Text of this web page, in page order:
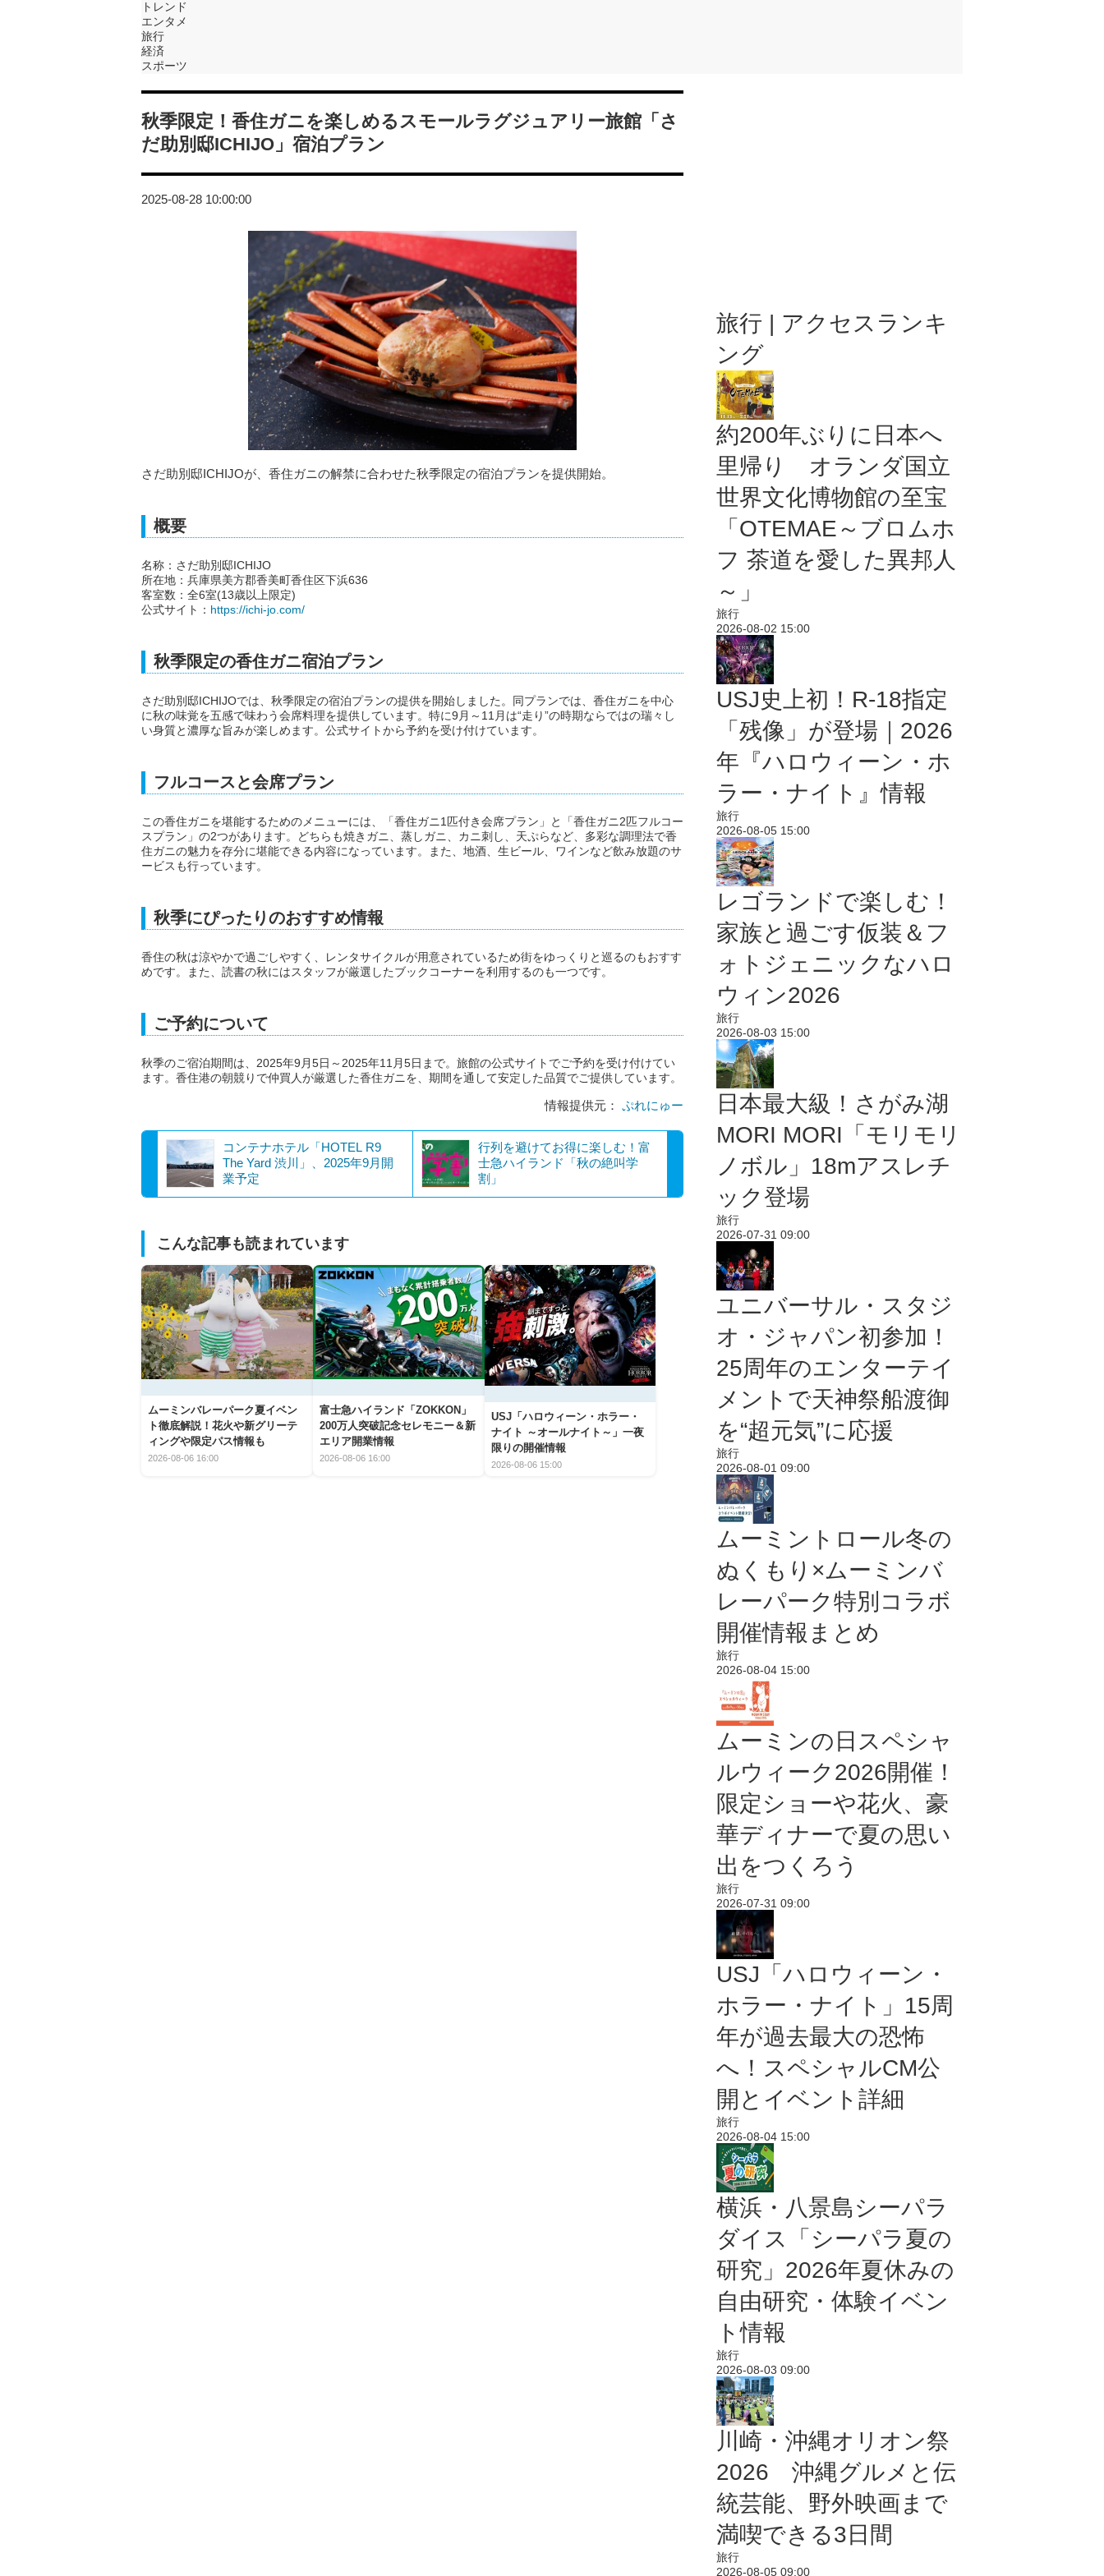
トレンド
エンタメ
旅行
経済
スポーツ
秋季限定！香住ガニを楽しめるスモールラグジュアリー旅館「さ
だ助別邸ICHIJO」宿泊プラン
2025-08-28 10:00:00
さだ助別邸ICHIJOが、香住ガニの解禁に合わせた秋季限定の宿泊プランを提供開始。
概要
名称：さだ助別邸ICHIJO
所在地：兵庫県美方郡香美町香住区下浜636
客室数：全6室(13歳以上限定)
公式サイト： https://ichi-jo.com/
秋季限定の香住ガニ宿泊プラン
さだ助別邸ICHIJOでは、秋季限定の宿泊プランの提供を開始しました。同プランでは、香住ガニを中心
に秋の味覚を五感で味わう会席料理を提供しています。特に9月～11月は“走り”の時期ならではの瑞々し
い身質と濃厚な旨みが楽しめます。公式サイトから予約を受け付けています。
フルコースと会席プラン
この香住ガニを堪能するためのメニューには、「香住ガニ1匹付き会席プラン」と「香住ガニ2匹フルコー
スプラン」の2つがあります。どちらも焼きガニ、蒸しガニ、カニ刺し、天ぷらなど、多彩な調理法で香
住ガニの魅力を存分に堪能できる内容になっています。また、地酒、生ビール、ワインなど飲み放題のサ
ービスも行っています。
秋季にぴったりのおすすめ情報
香住の秋は涼やかで過ごしやすく、レンタサイクルが用意されているため街をゆっくりと巡るのもおすす
めです。また、読書の秋にはスタッフが厳選したブックコーナーを利用するのも一つです。
ご予約について
秋季のご宿泊期間は、2025年9月5日～2025年11月5日まで。旅館の公式サイトでご予約を受け付けてい
ます。香住港の朝競りで仲買人が厳選した香住ガニを、期間を通して安定した品質でご提供しています。
情報提供元： ぷれにゅー
コンテナホテル「HOTEL R9
The Yard 渋川」、2025年9月開
業予定
行列を避けてお得に楽しむ！富
士急ハイランド「秋の絶叫学
割」
こんな記事も読まれています
ムーミンバレーパーク夏イベン
ト徹底解説！花火や新グリーテ
ィングや限定パス情報も
2026-08-06 16:00
富士急ハイランド「ZOKKON」
200万人突破記念セレモニー＆新
エリア開業情報
2026-08-06 16:00
USJ「ハロウィーン・ホラー・
ナイト ～オールナイト～」一夜
限りの開催情報
2026-08-06 15:00
旅行 | アクセスランキ
ング
約200年ぶりに日本へ
里帰り オランダ国立
世界文化博物館の至宝
「OTEMAE～ブロムホ
フ 茶道を愛した異邦人
～」
旅行
2026-08-02 15:00
USJ史上初！R-18指定
「残像」が登場｜2026
年『ハロウィーン・ホ
ラー・ナイト』情報
旅行
2026-08-05 15:00
レゴランドで楽しむ！
家族と過ごす仮装＆フ
ォトジェニックなハロ
ウィン2026
旅行
2026-08-03 15:00
日本最大級！さがみ湖
MORI MORI「モリモリ
ノボル」18mアスレチ
ック登場
旅行
2026-07-31 09:00
ユニバーサル・スタジ
オ・ジャパン初参加！
25周年のエンターテイ
メントで天神祭船渡御
を“超元気”に応援
旅行
2026-08-01 09:00
ムーミントロール冬の
ぬくもり×ムーミンバ
レーパーク特別コラボ
開催情報まとめ
旅行
2026-08-04 15:00
ムーミンの日スペシャ
ルウィーク2026開催！
限定ショーや花火、豪
華ディナーで夏の思い
出をつくろう
旅行
2026-07-31 09:00
USJ「ハロウィーン・
ホラー・ナイト」15周
年が過去最大の恐怖
へ！スペシャルCM公
開とイベント詳細
旅行
2026-08-04 15:00
横浜・八景島シーパラ
ダイス「シーパラ夏の
研究」2026年夏休みの
自由研究・体験イベン
ト情報
旅行
2026-08-03 09:00
川崎・沖縄オリオン祭
2026 沖縄グルメと伝
統芸能、野外映画まで
満喫できる3日間
旅行
2026-08-05 09:00